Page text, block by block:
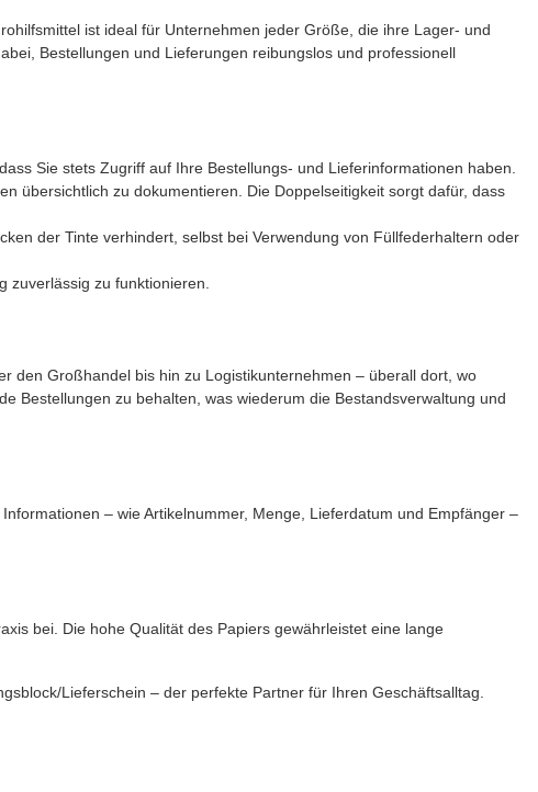
ist ideal für Unternehmen jeder Größe, die ihre Lager- und
Bestellungen und Lieferungen reibungslos und professionell
Sie stets Zugriff auf Ihre Bestellungs- und Lieferinformationen haben.
übersichtlich zu dokumentieren. Die Doppelseitigkeit sorgt dafür, dass
der Tinte verhindert, selbst bei Verwendung von Füllfederhaltern oder
zuverlässig zu funktionieren.
den Großhandel bis hin zu Logistikunternehmen – überall dort, wo
Bestellungen zu behalten, was wiederum die Bestandsverwaltung und
– wie Artikelnummer, Menge, Lieferdatum und Empfänger –
bei. Die hohe Qualität des Papiers gewährleistet eine lange
Lieferschein – der perfekte Partner für Ihren Geschäftsalltag.